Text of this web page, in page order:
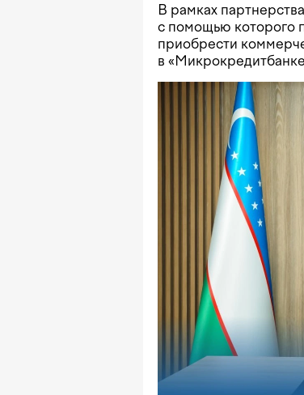
В рамках
с помощью которого
приобрести
в